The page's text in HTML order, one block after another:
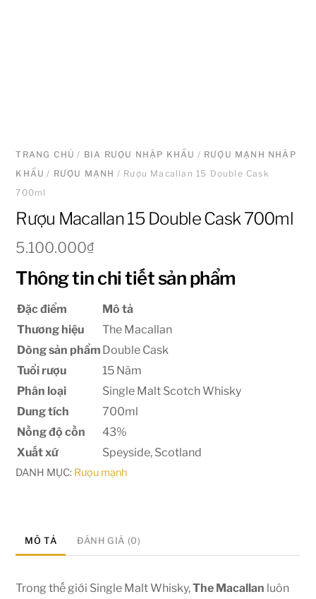
TRANG CHỦ / BIA RƯỢU NHẬP KHẨU / RƯỢU MẠNH NHẬP
KHẨU / RƯỢU MẠNH / Rượu Macallan 15 Double Cask
700ml
Rượu Macallan 15 Double Cask 700ml
5.100.000₫
Thông tin chi tiết sản phẩm
Đặc điểm
Mô tả
Thương hiệu
The Macallan
Dòng sản phẩm Double Cask
Tuổi rượu
15 Năm
Phân loại
Single Malt Scotch Whisky
Dung tích
700ml
Nồng độ cồn
43%
Xuất xứ
Speyside, Scotland
DANH MỤC: Rượu mạnh
MÔ TẢ ĐÁNH GIÁ (0)
Trong thế giới Single Malt Whisky,The Macallan luôn